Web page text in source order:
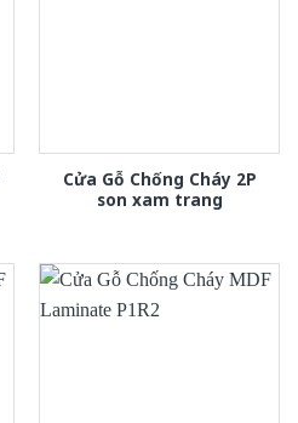
Cửa Gỗ Chống Cháy 2P
son xam trang